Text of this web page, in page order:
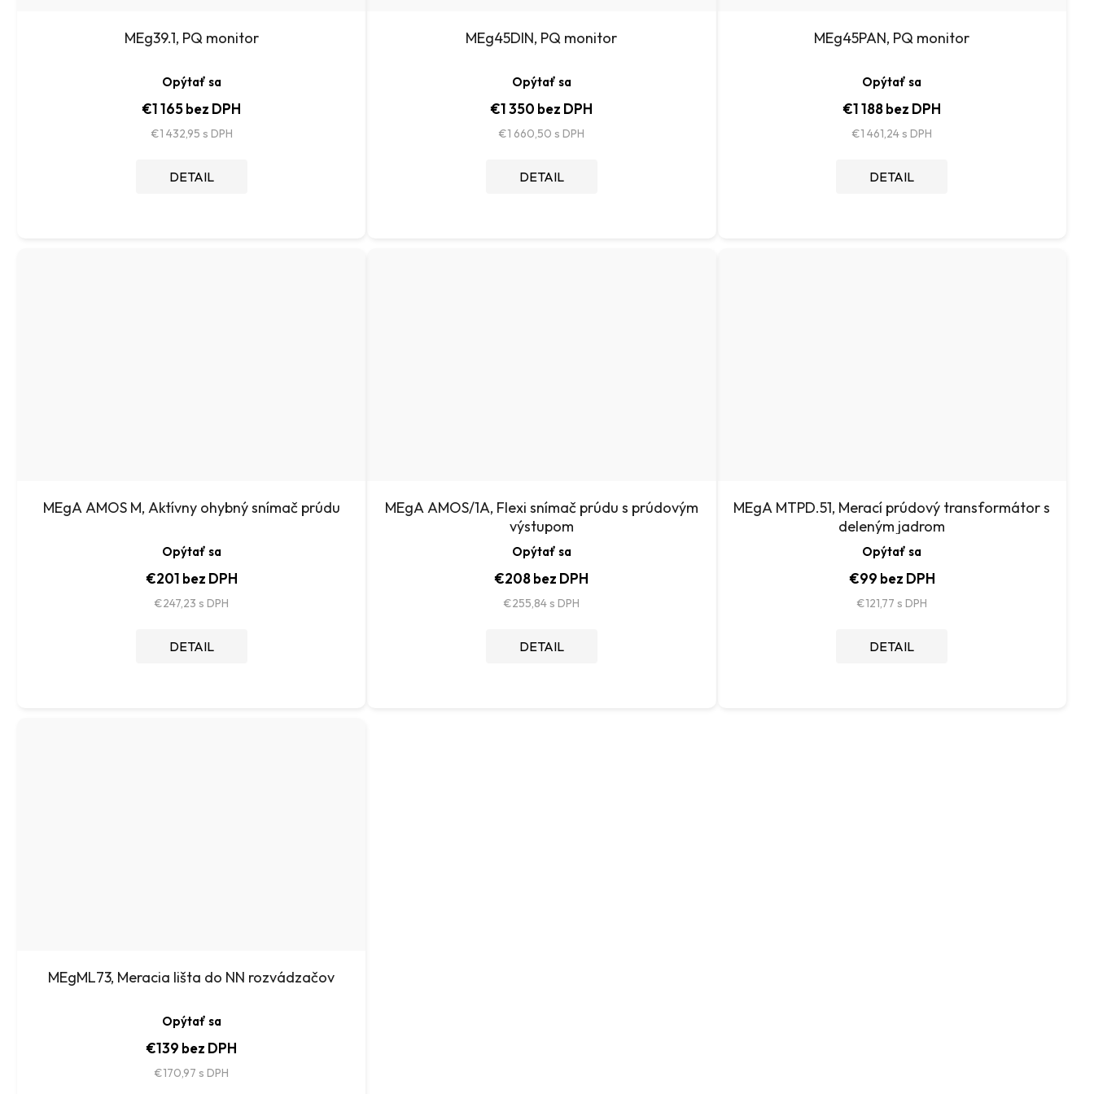
MEg39.1, PQ monitor
Opýtať sa
€1 165 bez DPH
€1 432,95
DETAIL
MEg45DIN, PQ monitor
Opýtať sa
€1 350 bez DPH
€1 660,50
DETAIL
MEg45PAN, PQ monitor
Opýtať sa
€1 188 bez DPH
€1 461,24
DETAIL
MEgA AMOS M, Aktívny ohybný snímač prúdu
Opýtať sa
€201 bez DPH
€247,23
DETAIL
MEgA AMOS/1A, Flexi snímač prúdu s prúdovým
výstupom
Opýtať sa
€208 bez DPH
€255,84
DETAIL
MEgA MTPD.51, Merací prúdový transformátor s
deleným jadrom
Opýtať sa
€99 bez DPH
€121,77
DETAIL
MEgML73, Meracia lišta do NN rozvádzačov
Opýtať sa
€139 bez DPH
€170,97